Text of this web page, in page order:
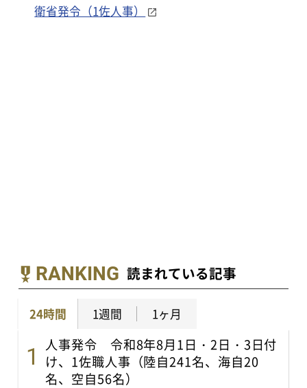
衛省発令（1佐人事）
RANKING 読まれている記事
24時間 1週間 1ヶ月
人事発令 令和8年8月1日・2日・3日付
け、1佐職人事（陸自241名、海自20
名、空自56名）